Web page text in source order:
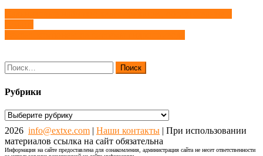
Навигация
по
Найти:
Рубрики
Рубрики
2026 info@extxe.com | Наши контакты | При использовании
материалов ссылка на сайт обязательна
Информация на сайте предоставлена для ознакомления, администрация сайта не несет ответственности